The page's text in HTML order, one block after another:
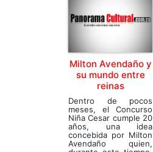
Milton Avendaño y
su mundo entre
reinas
Dentro de pocos
meses, el Concurso
Niña Cesar cumple 20
años, una idea
concebida por Milton
Avendaño quien,